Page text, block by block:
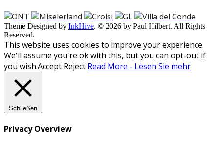
Theme Designed by InkHive. © 2026 by Paul Hilbert. All Rights
Reserved.
This website uses cookies to improve your experience.
We'll assume you're ok with this, but you can opt-out if
you wish.Accept Reject Read More - Lesen Sie mehr
Schließen
Privacy Overview